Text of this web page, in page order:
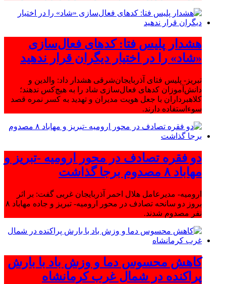
هشدار پلیس فتا: کدهای فعال‌سازی
«شاد» را در اختیار دیگران قرار ندهید
تبریز- پلیس فتای آذربایجان‌شرقی هشدار داد: والدین و
دانش‌آموزان کدهای فعال‌سازی شاد را به هیچ‌کس ندهند؛
کلاهبرداران با جعل هویت مدیران و تهدید به کسر نمره قصد
سوءاستفاده دارند.
دو فقره تصادف در محور ارومیه -تبریز و
مهاباد ۸ مصدوم برجا گذاشت
ارومیه- مدیرعامل هلال احمر آذربایجان غربی گفت: بر اثر
بروز دو سانحه تصادف در محور ارومیه- تبریز و جاده مهاباد ۸
نفر مصدوم شدند.
کاهش محسوس دما و وزش باد با بارش
پراکنده در شمال غرب کرمانشاه